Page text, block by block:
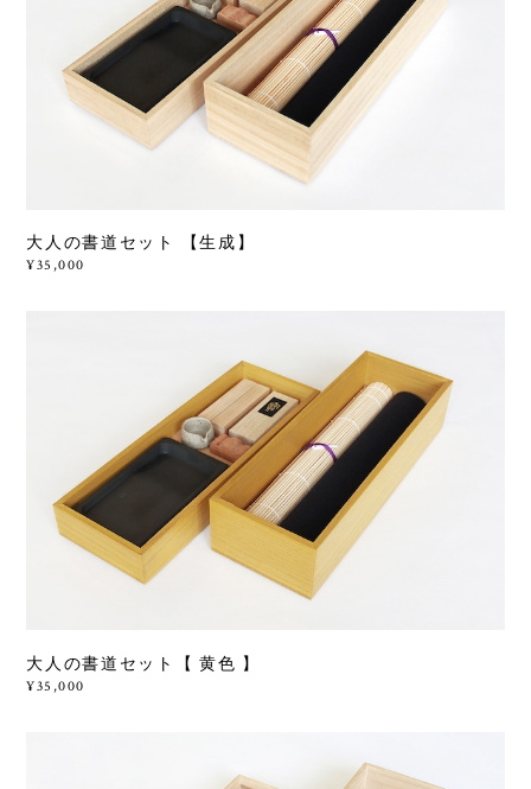
大人の書道セット 【生成】
¥35,000
大人の書道セット【 黄色 】
¥35,000